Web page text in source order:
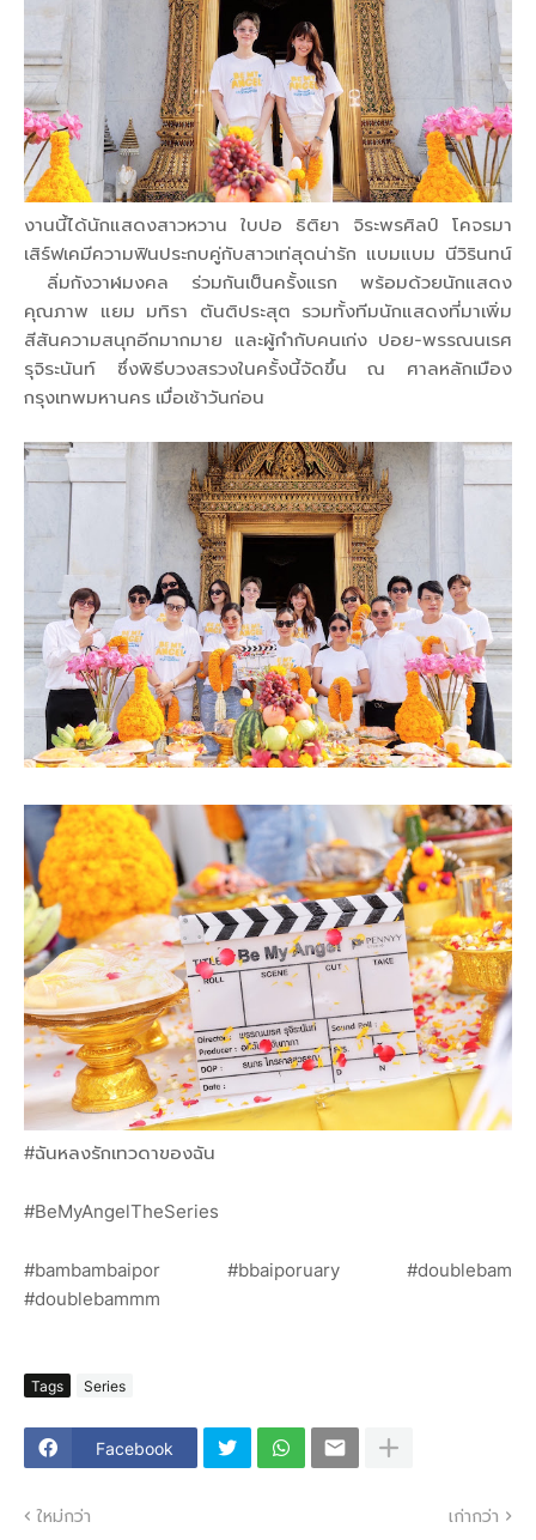
งานนี้ได้นักแสดงสาวหวาน ใบปอ ธิติยา จิระพรศิลป์ โคจรมา
เสิร์ฟเคมีความฟินประกบคู่กับสาวเท่สุดน่ารัก แบมแบม นีวิรินทน์
ลิ่มกังวาฬมงคล ร่วมกันเป็นครั้งแรก พร้อมด้วยนักแสดง
คุณภาพ แยม มทิรา ตันติประสุต รวมทั้งทีมนักแสดงที่มาเพิ่ม
สีสันความสนุกอีกมากมาย และผู้กำกับคนเก่ง ปอย-พรรณนเรศ
รุจิระนันท์ ซึ่งพิธีบวงสรวงในครั้งนี้จัดขึ้น ณ ศาลหลักเมือง
กรุงเทพมหานคร เมื่อเช้าวันก่อน
#ฉันหลงรักเทวดาของฉัน
#BeMyAngelTheSeries
#bambambaipor #bbaiporuary #doublebam
#doublebammm
Tags Series
Facebook
ใหม่กว่า เก่ากว่า